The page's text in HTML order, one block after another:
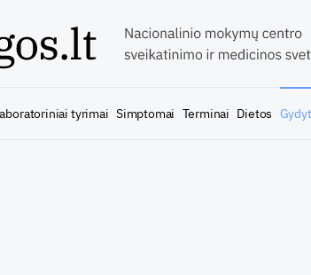
tyrimai Simptomai Terminai Dietos